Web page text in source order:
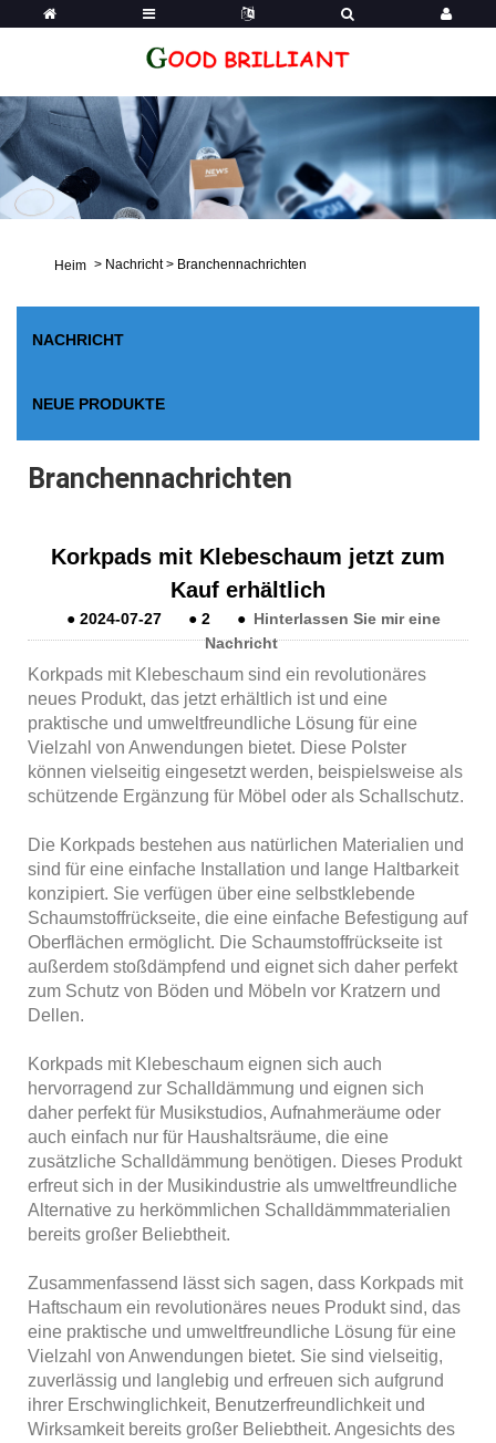
Heim > Nachricht > Branchennachrichten
NACHRICHT
NEUE PRODUKTE
Branchennachrichten
Korkpads mit Klebeschaum jetzt zum
Kauf erhältlich
● 2024-07-27 ● 2 ● Hinterlassen Sie mir eine
Nachricht
Korkpads mit Klebeschaum sind ein revolutionäres
neues Produkt, das jetzt erhältlich ist und eine
praktische und umweltfreundliche Lösung für eine
Vielzahl von Anwendungen bietet. Diese Polster
können vielseitig eingesetzt werden, beispielsweise als
schützende Ergänzung für Möbel oder als Schallschutz.
Die Korkpads bestehen aus natürlichen Materialien und
sind für eine einfache Installation und lange Haltbarkeit
konzipiert. Sie verfügen über eine selbstklebende
Schaumstoffrückseite, die eine einfache Befestigung auf
Oberflächen ermöglicht. Die Schaumstoffrückseite ist
außerdem stoßdämpfend und eignet sich daher perfekt
zum Schutz von Böden und Möbeln vor Kratzern und
Dellen.
Korkpads mit Klebeschaum eignen sich auch
hervorragend zur Schalldämmung und eignen sich
daher perfekt für Musikstudios, Aufnahmeräume oder
auch einfach nur für Haushaltsräume, die eine
zusätzliche Schalldämmung benötigen. Dieses Produkt
erfreut sich in der Musikindustrie als umweltfreundliche
Alternative zu herkömmlichen Schalldämmmaterialien
bereits großer Beliebtheit.
Zusammenfassend lässt sich sagen, dass Korkpads mit
Haftschaum ein revolutionäres neues Produkt sind, das
eine praktische und umweltfreundliche Lösung für eine
Vielzahl von Anwendungen bietet. Sie sind vielseitig,
zuverlässig und langlebig und erfreuen sich aufgrund
ihrer Erschwinglichkeit, Benutzerfreundlichkeit und
Wirksamkeit bereits großer Beliebtheit. Angesichts des